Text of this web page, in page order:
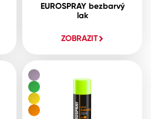
EUROSPRAY bezbarvý
lak
ZOBRAZIT